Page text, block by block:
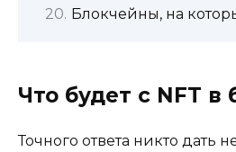
Блокчейны, на
Что будет с NFT
Точного ответа никто дать